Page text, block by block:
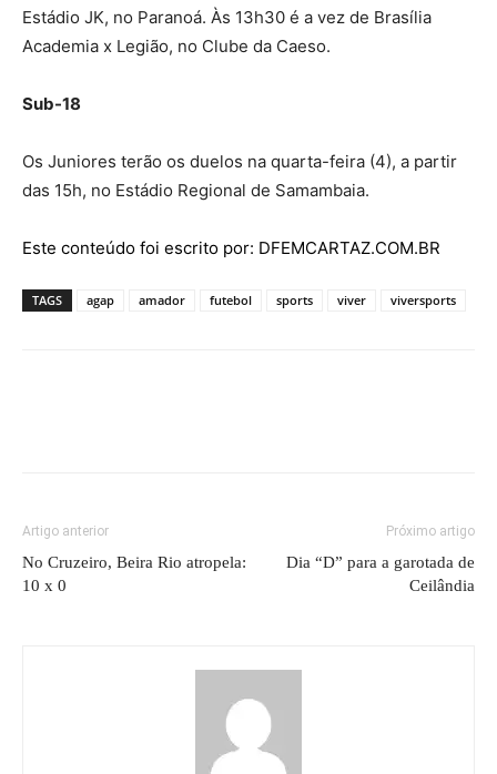
Estádio JK, no Paranoá. Às 13h30 é a vez de Brasília
Academia x Legião, no Clube da Caeso.
Sub-18
Os Juniores terão os duelos na quarta-feira (4), a partir
das 15h, no Estádio Regional de Samambaia.
Este conteúdo foi escrito por: DFEMCARTAZ.COM.BR
TAGS agap amador futebol sports viver viversports
Artigo anterior
No Cruzeiro, Beira Rio atropela:
10 x 0
Próximo artigo
Dia “D” para a garotada de
Ceilândia